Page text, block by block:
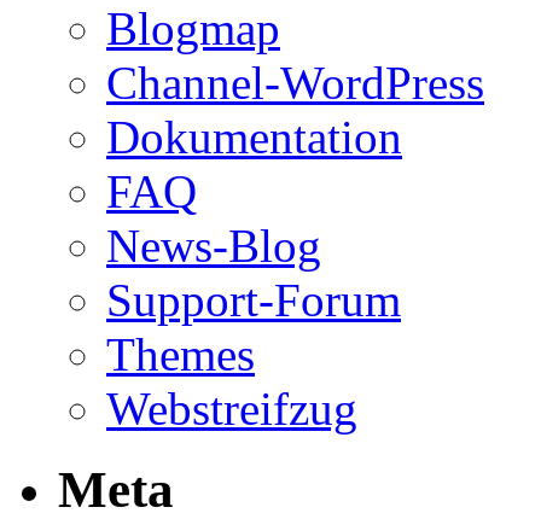
Blogmap
Channel-WordPress
Dokumentation
FAQ
News-Blog
Support-Forum
Themes
Webstreifzug
Meta